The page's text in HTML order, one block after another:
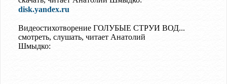
disk.yandex.ru
Видеостихотворение ГОЛУБЫЕ СТРУИ ВОД...
смотреть, слушать, читает Анатолий
Шмыдко: